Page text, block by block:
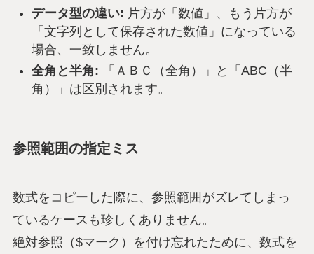
データ型の違い: 片方が「数値」、もう片方が
「文字列として保存された数値」になっている
場合、一致しません。
全角と半角: 「ＡＢＣ（全角）」と「ABC（半
角）」は区別されます。
参照範囲の指定ミス
数式をコピーした際に、参照範囲がズレてしまっ
ているケースも珍しくありません。
絶対参照（$マーク）を付け忘れたために、数式を